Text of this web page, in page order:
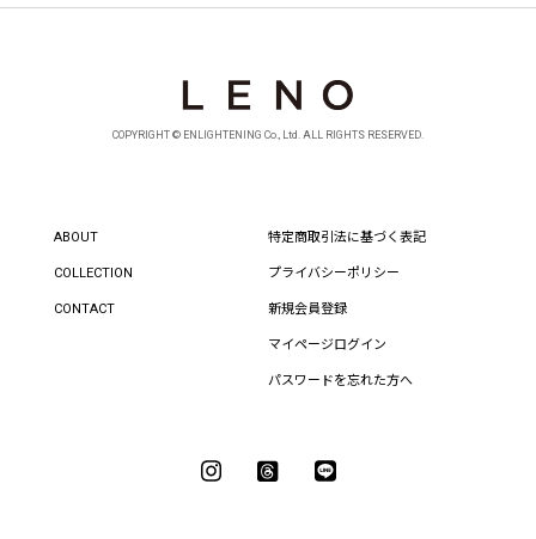
COPYRIGHT © ENLIGHTENING Co., Ltd. ALL RIGHTS RESERVED.
ABOUT
COLLECTION
CONTACT
特定商取引法に基づく表記
プライバシーポリシー
新規会員登録
マイページログイン
パスワードを忘れた方へ